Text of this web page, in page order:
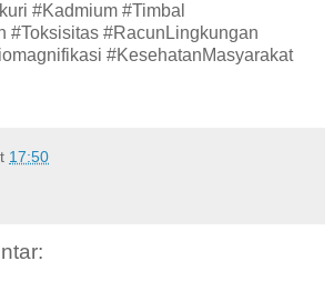
#Kadmium #Timbal
#Toksisitas #RacunLingkungan
#KesehatanMasyarakat
17:50